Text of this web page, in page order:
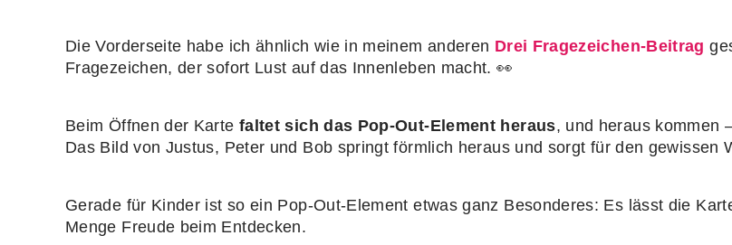
Die Vorderseite habe ich ähnlich wie in meinem anderen Drei Fragezeichen‑Beitrag
Fragezeichen, der sofort Lust auf das Innenleben macht. 👀
Beim Öffnen der Karte faltet sich das Pop‑Out‑Element heraus, und heraus kommen
Das Bild von Justus, Peter und Bob springt förmlich heraus und sorgt für den gewissen
Gerade für Kinder ist so ein Pop‑Out‑Element etwas ganz Besonderes: Es lässt die
Menge Freude beim Entdecken.